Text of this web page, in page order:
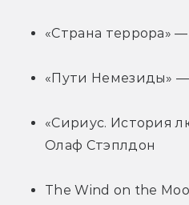
«Страна террора»
«Пути Немезиды»
«Сириус. История
Олаф Стэплдон
The Wind on the